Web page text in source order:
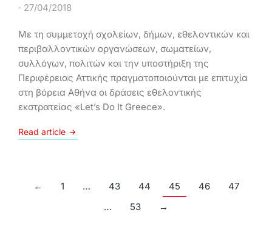
27/04/2018
Με τη συμμετοχή σχολείων, δήμων, εθελοντικών και
περιβαλλοντικών οργανώσεων, σωματείων,
συλλόγων, πολιτών και την υποστήριξη της
Περιφέρειας Αττικής πραγματοποιούνται με επιτυχία
στη βόρεια Αθήνα οι δράσεις εθελοντικής
εκστρατείας «Let’s Do It Greece».
Read article
← 1 … 43 44 45 46
47
…
53 →